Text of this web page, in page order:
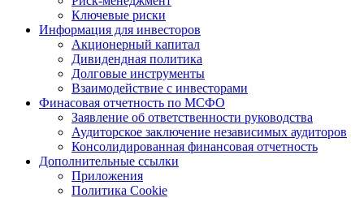
Ключевые риски
Информация для инвесторов
Акционерный капитал
Дивидендная политика
Долговые инструменты
Взаимодействие с инвеcторами
Финасовая отчетность по МСФО
Заявление об ответственности руководства
Аудиторское заключение независимых аудиторов
Консолидированная финансовая отчетность
Дополнительные ссылки
Приложения
Политика Cookie